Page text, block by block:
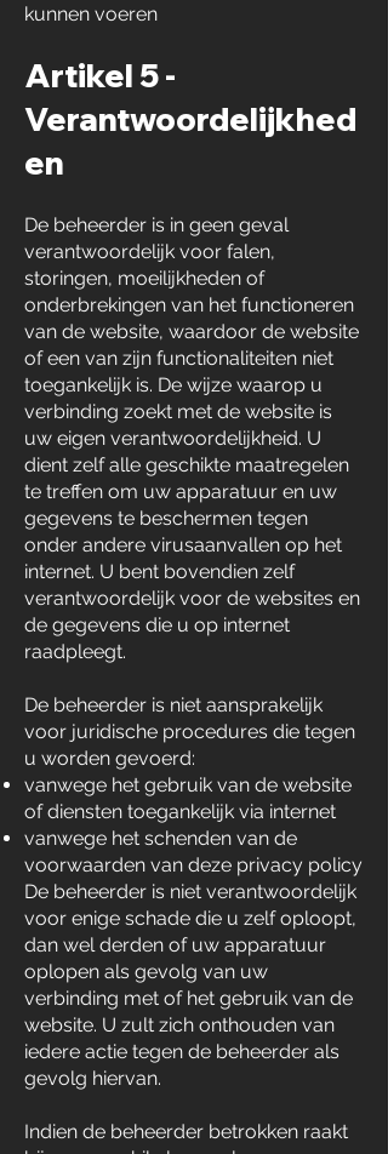
kunnen voeren
Artikel 5 -
Verantwoordelijkhed
en
De beheerder is in geen geval
verantwoordelijk voor falen,
storingen, moeilijkheden of
onderbrekingen van het functioneren
van de website, waardoor de website
of een van zijn functionaliteiten niet
toegankelijk is. De wijze waarop u
verbinding zoekt met de website is
uw eigen verantwoordelijkheid. U
dient zelf alle geschikte maatregelen
te treffen om uw apparatuur en uw
gegevens te beschermen tegen
onder andere virusaanvallen op het
internet. U bent bovendien zelf
verantwoordelijk voor de websites en
de gegevens die u op internet
raadpleegt.
De beheerder is niet aansprakelijk
voor juridische procedures die tegen
u worden gevoerd:
vanwege het gebruik van de website
of diensten toegankelijk via internet
vanwege het schenden van de
voorwaarden van deze privacy policy
De beheerder is niet verantwoordelijk
voor enige schade die u zelf oploopt,
dan wel derden of uw apparatuur
oplopen als gevolg van uw
verbinding met of het gebruik van de
website. U zult zich onthouden van
iedere actie tegen de beheerder als
gevolg hiervan.
Indien de beheerder betrokken raakt